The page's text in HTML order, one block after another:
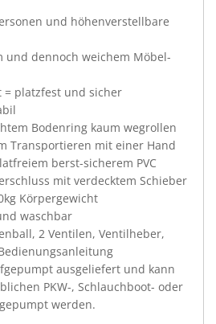
und höhenverstellbare
und dennoch weichem Möbel-
platzfest und sicher
Bodenring kaum wegrollen
Transportieren mit einer Hand
berst-sicherem PVC
mit verdecktem Schieber
Körpergewicht
waschbar
2 Ventilen, Ventilheber,
ausgeliefert und kann
PKW-, Schlauchboot- oder
werden.